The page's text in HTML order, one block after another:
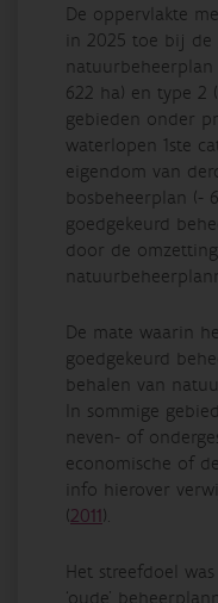
De oppervlakte
in 2025 toe bij
natuurbeheerplan
622 ha) en type 2
gebieden onder
waterlopen 1ste
eigendom van
bosbeheerplan (-
goedgekeurd
door de
De mate waarin
goedgekeurd
behalen van
In sommige
neven- of
economische of
info hierover
(2011).
Het streefdoel
‘oude’